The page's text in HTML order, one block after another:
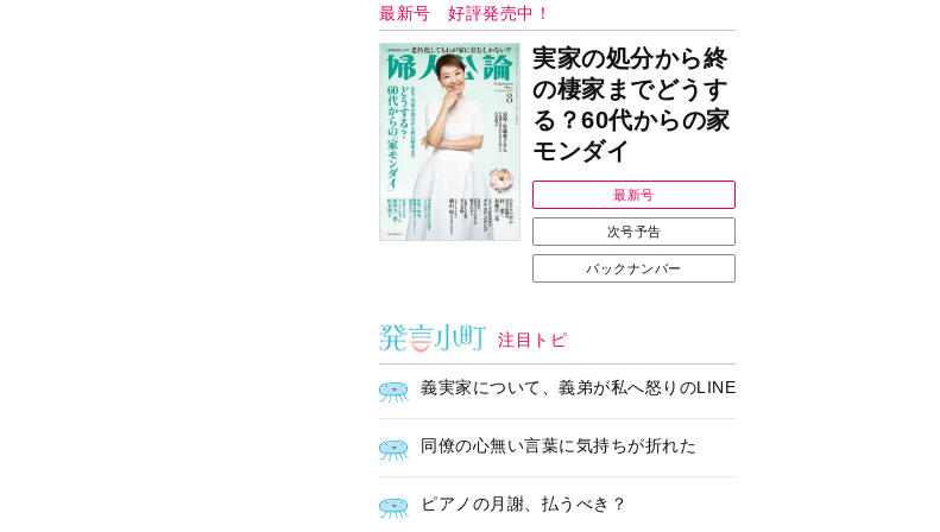
ＡＩで始める遺言を書
く前の準備セミナー開
催
耳にすっぽり！オーテ
ィコン補聴器、新しい
スタイルで All in Ear
の「オーティコン ジー
ル」を発売
トするオープンイヤー
型イヤホン「kikippa イ
ヤホン HERALBONY
モデル」発売
と訂正
あなたのペット自慢を